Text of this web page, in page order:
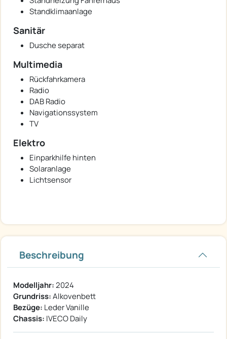
Standklimaanlage
Sanitär
Dusche separat
Multimedia
Rückfahrkamera
Radio
DAB Radio
Navigationssystem
TV
Elektro
Einparkhilfe hinten
Solaranlage
Lichtsensor
Beschreibung
Modelljahr:2024
Grundriss:Alkovenbett
Bezüge: Leder Vanille
Chassis: IVECO Daily